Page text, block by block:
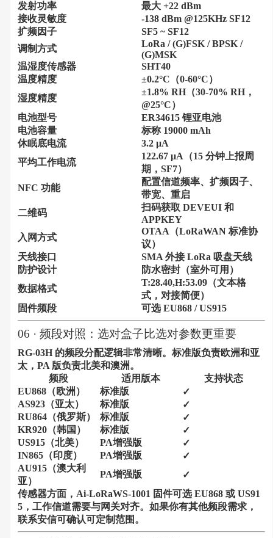
发射功率
最大 +22 dBm
接收灵敏度
-138 dBm @125KHz SF12
扩频因子
SF5 ~ SF12
调制方式
LoRa / (G)FSK / BPSK /
(G)MSK
温湿度传感器
SHT40
温度精度
±0.2°C（0-60°C）
湿度精度
±1.8% RH（30-70% RH，
@25°C）
电池型号
ER34615 锂亚电池
电池容量
标称 19000 mAh
休眠底电流
3.2 μA
平均工作电流
122.67 μA（15 分钟上报周
期，SF7）
NFC 功能
配置信道频率、扩频因子、
带宽、重启
二维码
扫码获取 DEVEUI 和
APPKEY
入网方式
OTAA（LoRaWAN 标准协
议）
天线接口
SMA 外接 LoRa 吸盘天线
防护设计
防水密封（室外可用）
数据格式
T:28.40,H:53.09（文本格
式，对接简便）
固件频段
可选 EU868 / US915
06 · 频段对照：选对盒子比选对参数更重要
RG-03H 的频段分配逻辑非常清晰。标准版负责欧洲和亚
太，PA 版负责北美和澳洲。
频段
适用版本
支持状态
EU868（欧洲）
标准版
✓
AS923（亚太）
标准版
✓
RU864（俄罗斯）
标准版
✓
KR920（韩国）
标准版
✓
US915（北美）
PA增强版
✓
IN865（印度）
PA增强版
✓
AU915（澳大利
亚）
PA增强版
✓
传感器方面，Ai-LoRaWS-1001 固件可选 EU868 或 US91
5，工作信道需要与网关对齐。如果你有其他频段需求，
联系安信可确认可定制范围。